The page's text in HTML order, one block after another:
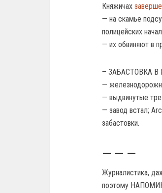
Княжичах
— на скамье
полицейских
— их обвиняют в
– ЗАБАСТОВКА
—
— выдвинутые
— завод встал;
забастовки.
— — —
Журналистика,
поэтому